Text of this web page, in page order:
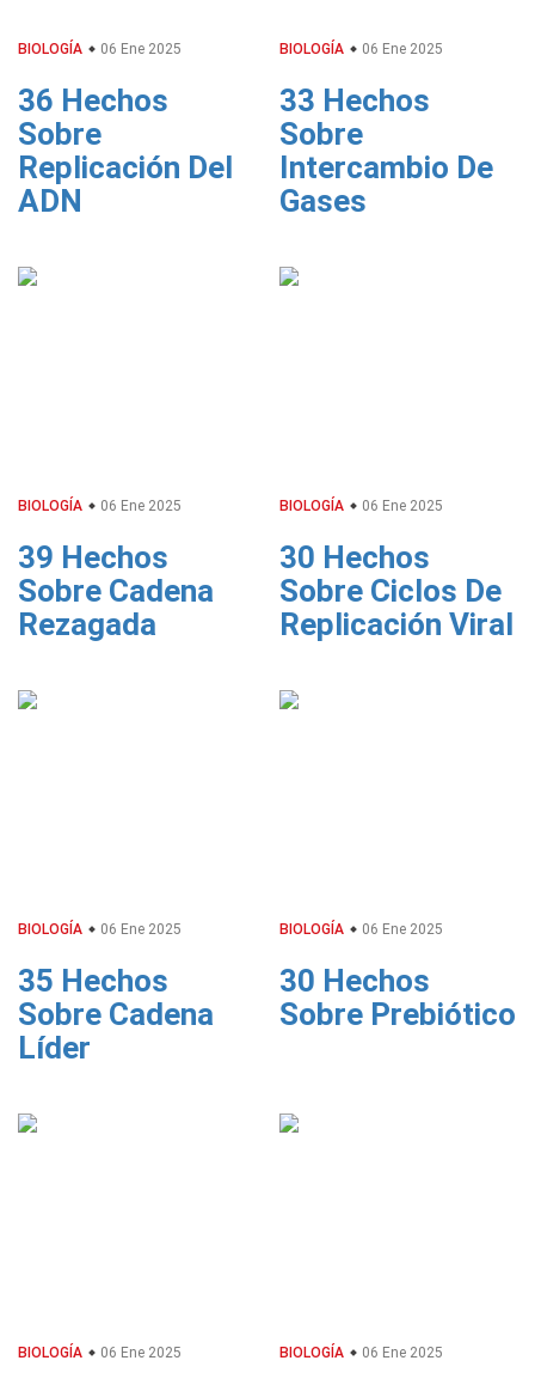
BIOLOGÍA 06 Ene 2025
36 Hechos
Sobre
Replicación Del
ADN
BIOLOGÍA 06 Ene 2025
33 Hechos
Sobre
Intercambio De
Gases
BIOLOGÍA 06 Ene 2025
39 Hechos
Sobre Cadena
Rezagada
BIOLOGÍA 06 Ene 2025
30 Hechos
Sobre Ciclos De
Replicación Viral
BIOLOGÍA 06 Ene 2025
35 Hechos
Sobre Cadena
Líder
BIOLOGÍA 06 Ene 2025
30 Hechos
Sobre Prebiótico
BIOLOGÍA 06 Ene 2025 BIOLOGÍA 06 Ene 2025